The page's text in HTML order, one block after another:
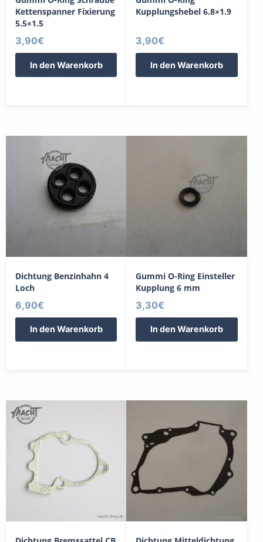
Kettenspanner Fixierung
5.5×1.5
3,90€
In den Warenkorb
Kupplungshebel 6.8×1.9
3,90€
In den Warenkorb
Dichtung Benzinhahn 4
Loch
6,90€
In den Warenkorb
Gummi O-Ring Einsteller
Kupplung 6 mm
3,30€
In den Warenkorb